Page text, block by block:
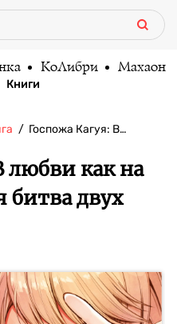
КоЛибри Махаон
Книги
Госпожа Кагуя: В…
любви как на
битва двух